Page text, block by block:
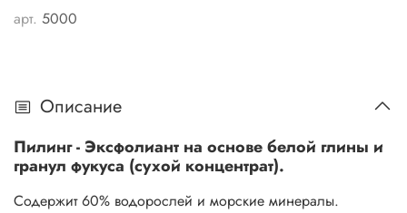
арт. 5000
Описание
Пилинг - Эксфолиант на основе белой глины и
гранул фукуса (сухой концентрат).
Содержит 60% водорослей и морские минералы.